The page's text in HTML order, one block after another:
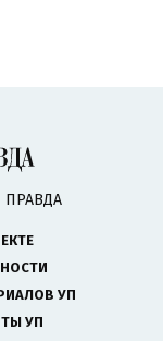
ПРАВДА
УП
УП